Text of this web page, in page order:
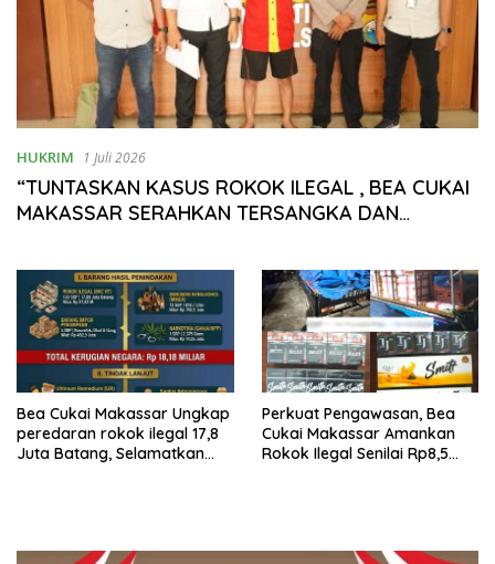
HUKRIM 1 Juli 2026
“TUNTASKAN KASUS ROKOK ILEGAL , BEA CUKAI
MAKASSAR SERAHKAN TERSANGKA DAN
Bea Cukai Makassar Ungkap
peredaran rokok ilegal 17,8
Juta Batang, Selamatkan
Perkuat Pengawasan, Bea
Cukai Makassar Amankan
Rokok Ilegal Senilai Rp8,5